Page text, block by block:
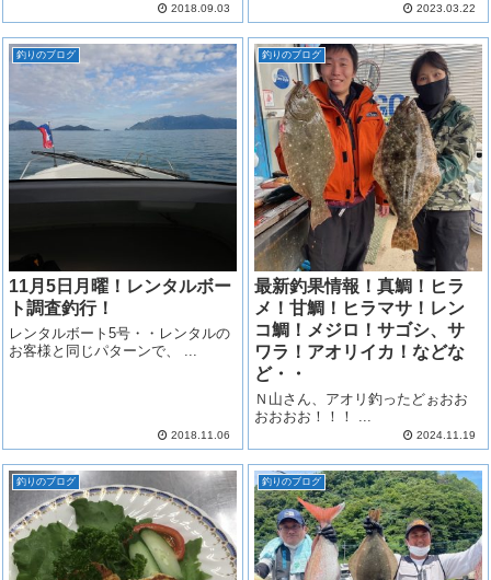
2018.09.03 2023.03.22
釣りのブログ
11月5日月曜！レンタルボー
ト調査釣行！
レンタルボート5号・・レンタルの
2018.11.06
釣りのブログ
最新釣果情報！真鯛！ヒラ
メ！甘鯛！ヒラマサ！レン
コ鯛！メジロ！サゴシ、サ
ワラ！アオリイカ！などな
ど・・
Ｎ山さん、アオリ釣ったどぉおお
2024.11.19
釣りのブログ 釣りのブログ